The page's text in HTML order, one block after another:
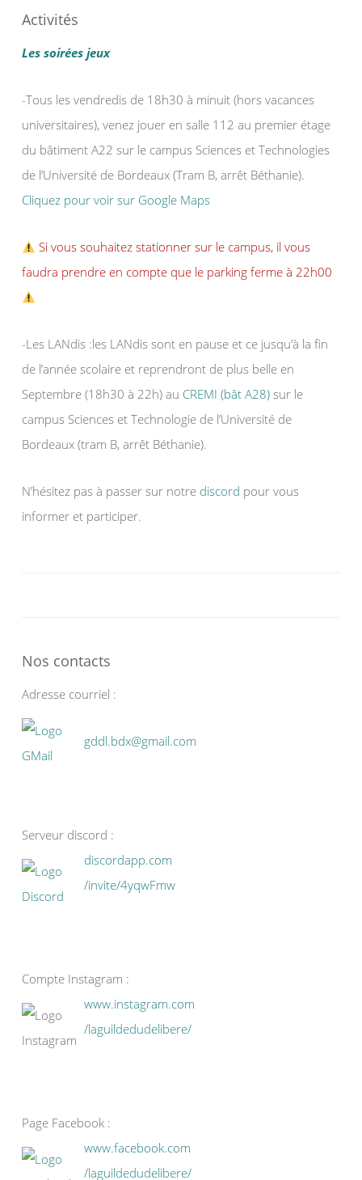
Activités
Les soirées jeux
-Tous les vendredis de 18h30 à minuit (hors vacances
universitaires), venez jouer en salle 112 au premier étage
du bâtiment A22 sur le campus Sciences et Technologies
de l’Université de Bordeaux (Tram B, arrêt Béthanie).
Cliquez pour voir sur Google Maps
Si vous souhaitez stationner sur le campus, il vous
faudra prendre en compte que le parking ferme à 22h00
-Les LANdis :les LANdis sont en pause et ce jusqu’à la fin
de l’année scolaire et reprendront de plus belle en
Septembre (18h30 à 22h) au CREMI (bât A28) sur le
campus Sciences et Technologie de l’Université de
Bordeaux (tram B, arrêt Béthanie).
N’hésitez pas à passer sur notre discord pour vous
informer et participer.
Nos contacts
Adresse courriel :
gddl.bdx@gmail.com
Serveur discord :
discordapp.com
/invite/4yqwFmw
Compte Instagram :
www.instagram.com
/laguildedudelibere/
Page Facebook :
www.facebook.com
/laguildedudelibere/